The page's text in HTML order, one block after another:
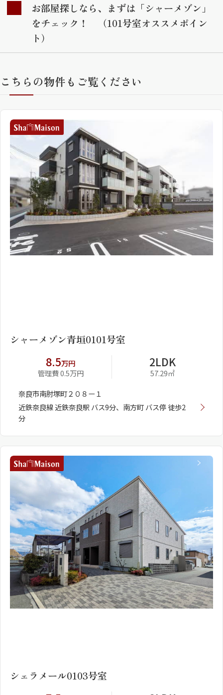
お部屋探しなら、まずは「シャーメゾン」
をチェック！ （101号室オススメポイン
ト）
こちらの物件もご覧ください
シャーメゾン青垣0101号室
8.5万円
管理費 0.5万円
2LDK
57.29㎡
奈良市南肘塚町２０８ー１
近鉄奈良線 近鉄奈良駅 バス9分、南方町 バス停 徒歩2
分
シェラメール0103号室